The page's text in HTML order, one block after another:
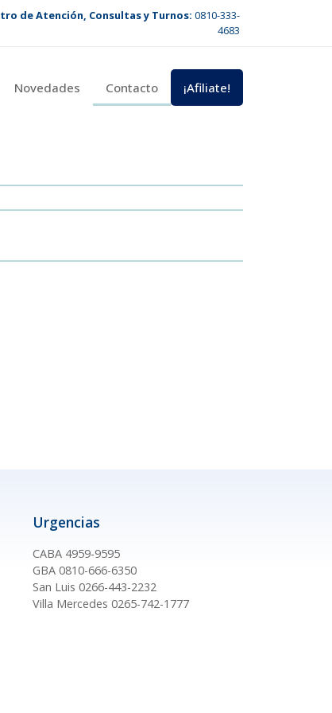
de Atención, Consultas y Turnos: 0810-333-
4683
Novedades Contacto ¡Afiliate!
Urgencias
CABA 4959-9595
GBA 0810-666-6350
San Luis 0266-443-2232
Villa Mercedes 0265-742-1777